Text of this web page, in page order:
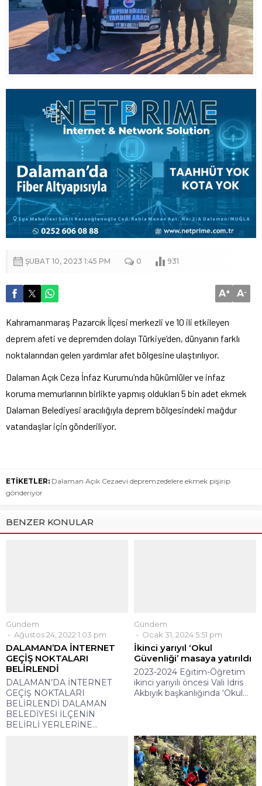
ŞUBAT 10, 2023 1:45 PM 0 931
A+ A-
Kahramanmaraş Pazarcık İlçesi merkezli ve 10 ili etkileyen
deprem afeti ve depremden dolayı Türkiye’den, dünyanın farklı
noktalarından gelen yardımlar afet bölgesine ulaştırılıyor.
Dalaman Açık Ceza İnfaz Kurumu’nda hükümlüler ve infaz
koruma memurlarının birlikte yapmış oldukları 5 bin adet ekmek
Dalaman Belediyesi aracılığıyla deprem bölgesindeki mağdur
vatandaşlar için gönderiliyor.
ETİKETLER: Dalaman Açık Cezaevi depremzedelere ekmek pişirip
gönderiyor
BENZER KONULAR
Gündem
Ağustos 24, 2022 1:03 pm
DALAMAN’DA İNTERNET
GEÇİŞ NOKTALARI
BELİRLENDİ
DALAMAN’DA İNTERNET
GEÇİŞ NOKTALARI
BELİRLENDİ DALAMAN
BELEDİYESİ İLÇENİN
BELİRLİ YERLERİNE...
Gündem
Ocak 31, 2024 5:51 pm
İkinci yarıyıl ‘Okul
Güvenliği’ masaya yatırıldı
2023-2024 Eğitim-Öğretim
ikinci yarıyılı öncesi Vali İdris
Akbıyık başkanlığında ‘Okul...